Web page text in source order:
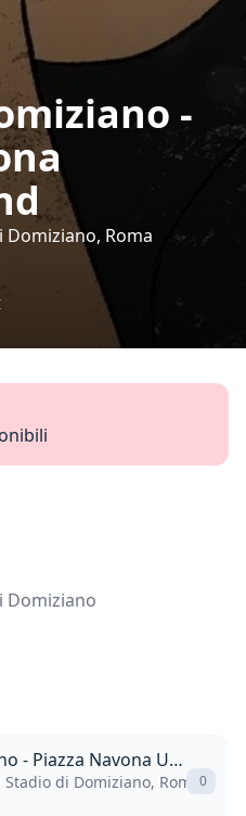
-
Roma
Domiziano
Stadio Di Domiziano - Piazza Navona Underground
di Domiziano, Roma0